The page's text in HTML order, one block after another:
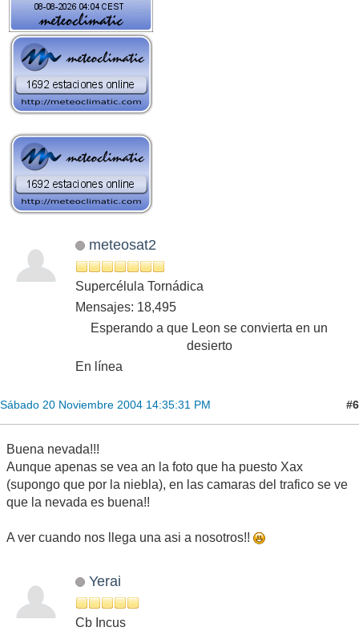
meteosat2
Supercélula Tornádica
Mensajes: 18,495
Esperando a que Leon se convierta en un
desierto
En línea
Sábado 20 Noviembre 2004 14:35:31 PM #6
Buena nevada!!!
Aunque apenas se vea an la foto que ha puesto Xax
(supongo que por la niebla), en las camaras del trafico se ve
que la nevada es buena!!
A ver cuando nos llega una asi a nosotros!!
Yerai
Cb Incus